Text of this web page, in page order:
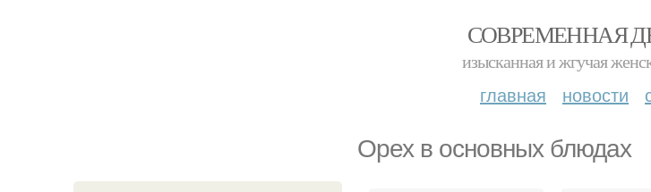
СОВРЕМЕННАЯ
изысканная и жгучая
главная новости
Орех в основных блюдах